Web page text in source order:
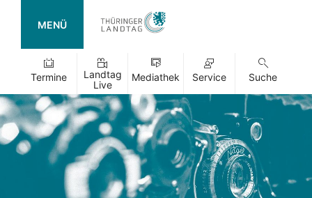
MENÜ
Termine
Landtag
Live
Mediathek Service Suche